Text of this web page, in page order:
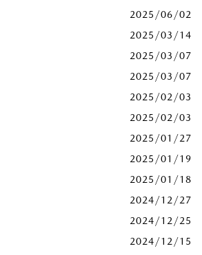
2025/06/02
2025/03/14
2025/03/07
2025/03/07
2025/02/03
2025/02/03
2025/01/27
2025/01/19
2025/01/18
2024/12/27
2024/12/25
2024/12/15